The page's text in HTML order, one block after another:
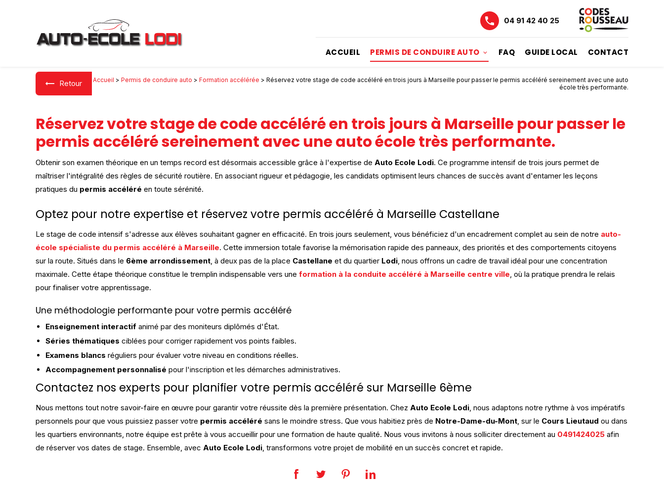
04 91 42 40 25
ACCUEIL PERMIS DE CONDUIRE AUTO FAQ GUIDE LOCAL CONTACT
Accueil > Permis de conduire auto > Formation accélérée > Réservez votre stage de code accéléré en trois jours à Marseille pour passer le permis accéléré sereinement avec une auto
école très performante.
Retour
Réservez votre stage de code accéléré en trois jours à Marseille pour passer le
permis accéléré sereinement avec une auto école très performante.
Obtenir son examen théorique en un temps record est désormais accessible grâce à l'expertise de Auto Ecole Lodi. Ce programme intensif de trois jours permet de
maîtriser l'intégralité des règles de sécurité routière. En associant rigueur et pédagogie, les candidats optimisent leurs chances de succès avant d'entamer les leçons
pratiques du permis accéléré en toute sérénité.
Optez pour notre expertise et réservez votre permis accéléré à Marseille Castellane
Le stage de code intensif s'adresse aux élèves souhaitant gagner en efficacité. En trois jours seulement, vous bénéficiez d'un encadrement complet au sein de notre auto-
école spécialiste du permis accéléré à Marseille. Cette immersion totale favorise la mémorisation rapide des panneaux, des priorités et des comportements citoyens
sur la route. Situés dans le 6ème arrondissement, à deux pas de la place Castellane et du quartier Lodi, nous offrons un cadre de travail idéal pour une concentration
maximale. Cette étape théorique constitue le tremplin indispensable vers une formation à la conduite accéléré à Marseille centre ville, où la pratique prendra le relais
pour finaliser votre apprentissage.
Une méthodologie performante pour votre permis accéléré
Enseignement interactif animé par des moniteurs diplômés d'État.
Séries thématiques ciblées pour corriger rapidement vos points faibles.
Examens blancs réguliers pour évaluer votre niveau en conditions réelles.
Accompagnement personnalisé pour l'inscription et les démarches administratives.
Contactez nos experts pour planifier votre permis accéléré sur Marseille 6ème
Nous mettons tout notre savoir-faire en œuvre pour garantir votre réussite dès la première présentation. Chez Auto Ecole Lodi, nous adaptons notre rythme à vos impératifs
personnels pour que vous puissiez passer votre permis accéléré sans le moindre stress. Que vous habitiez près de Notre-Dame-du-Mont, sur le Cours Lieutaud ou dans
les quartiers environnants, notre équipe est prête à vous accueillir pour une formation de haute qualité. Nous vous invitons à nous solliciter directement au 0491424025 afin
de réserver vos dates de stage. Ensemble, avec Auto Ecole Lodi, transformons votre projet de mobilité en un succès concret et rapide.